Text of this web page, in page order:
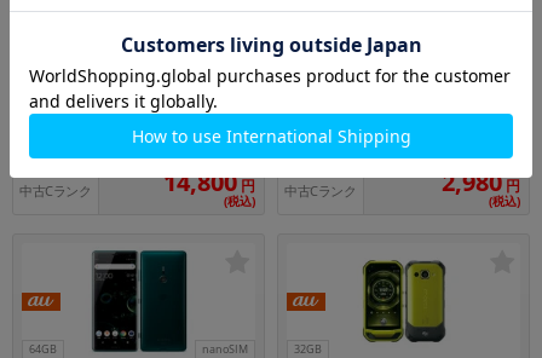
【SIMロック解除済】docomo Gala
xy S10 SC-03L プリズムブラック
メーカー：SAMSUNG
発売日： 2019/06
中古Cランク 14,800 円
(税込)
【SIMロック解除済】docomo AQU
OS sense SH-01K Frost Lavender
発売日： 2017/11
付属品: 本体のみ
在庫数：2
中古Cランク 2,980 円
(税込)
64GB nanoSIM 32GB